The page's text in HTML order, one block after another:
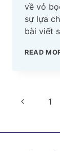
về vỏ
sự lựa
bài viết
READ
Page
Previous
1